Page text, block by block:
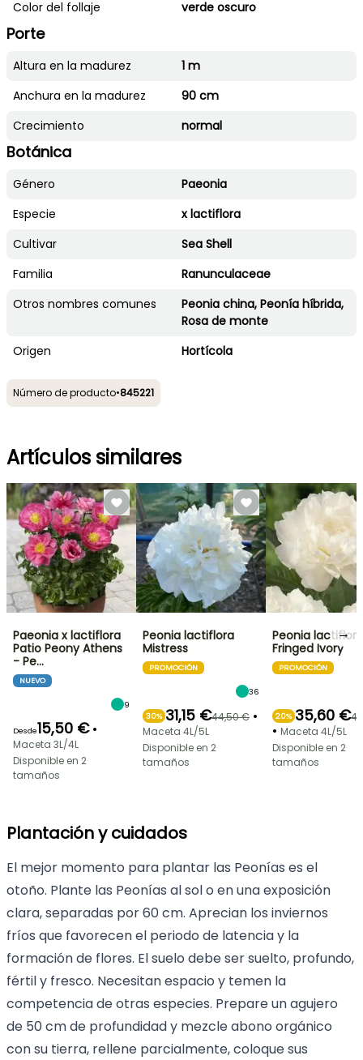
Color del follaje verde oscuro
Porte
Altura en la madurez
1 m
Anchura en la madurez
90 cm
Crecimiento
normal
Botánica
Género
Paeonia
Especie
x lactiflora
Cultivar
Sea Shell
Familia
Ranunculaceae
Otros nombres comunes
Peonia china, Peonía híbrida,
Rosa de monte
Origen
Hortícola
Número de producto•845221
Artículos similares
Paeonia x lactiflora
Patio Peony Athens
- Pe…
NUEVO
9
Desde15,50 € •
Maceta 3L/4L
Disponible en 2
tamaños
Peonia lactiflora
Mistress
PROMOCIÓN
36
30% 31,15 €44,50 € •
Maceta 4L/5L
Disponible en 2
tamaños
Peonia lactiflora
Fringed Ivory
PROMOCIÓN
20% 35,60 €
• Maceta 4L/5L
Disponible en 2
tamaños
→
Plantación y cuidados
El mejor momento para plantar las Peonías es el
otoño. Plante las Peonías al sol o en una exposición
clara, separadas por 60 cm. Aprecian los inviernos
fríos que favorecen el periodo de latencia y la
formación de flores. El suelo debe ser suelto, profundo,
fértil y fresco. Necesitan espacio y temen la
competencia de otras especies. Prepare un agujero
de 50 cm de profundidad y mezcle abono orgánico
con su tierra, rellene parcialmente, coloque sus